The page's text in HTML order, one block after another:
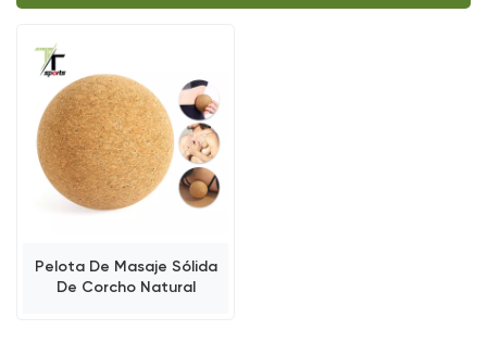
Pelota De Masaje Sólida
De Corcho Natural